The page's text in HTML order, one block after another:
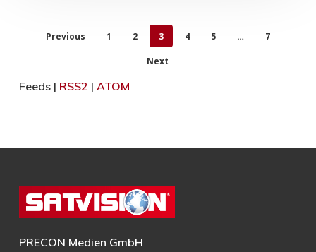
Previous 1 2 3 4 5 … 7
Next
Feeds | RSS2 | ATOM
PRECON Medien GmbH